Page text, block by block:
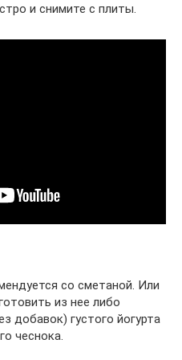
и снимите с плиты.
со сметаной. Или
из нее либо
добавок) густого йогурта
чеснока.